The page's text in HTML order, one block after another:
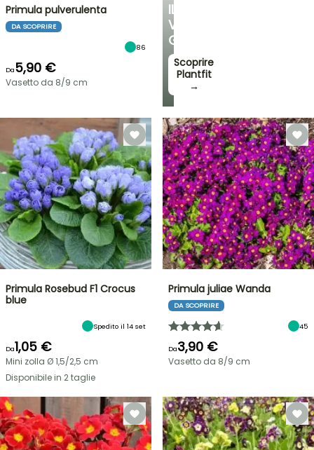
IL
VOSTRO
GIARDINO
Scoprire
Plantfit
→
Primula pulverulenta
DA SCOPRIRE
86
Da5,90 €
Vasetto da 8/9 cm
Primula Rosebud F1 Crocus
blue
Spedito il 14 set
Da1,05 €
Mini zolla Ø 1,5/2,5 cm
Disponibile in 2 taglie
Primula juliae Wanda
DA SCOPRIRE
45
Da3,90 €
Vasetto da 8/9 cm